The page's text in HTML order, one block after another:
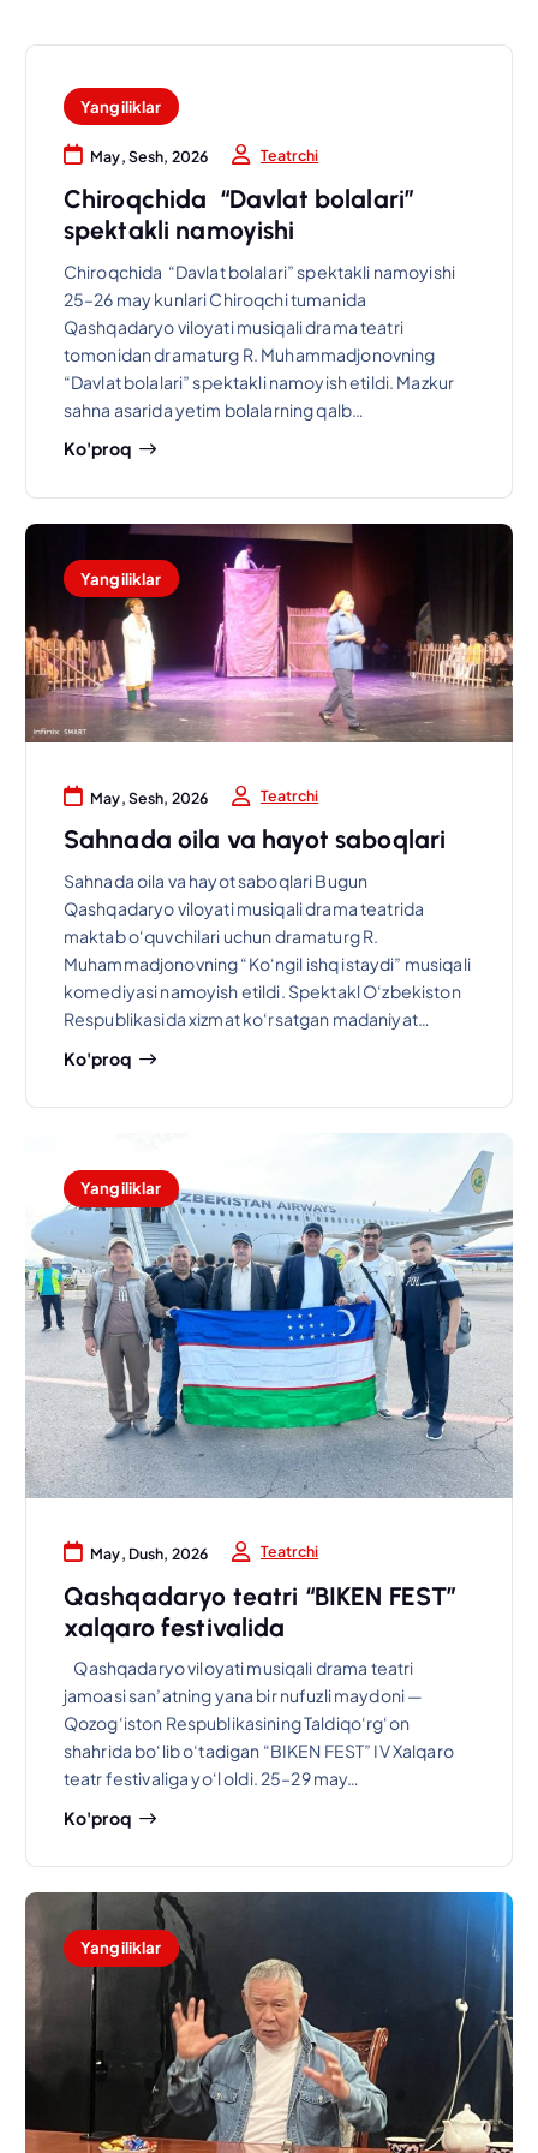
Yangiliklar
May, Sesh, 2026 Teatrchi
Chiroqchida “Davlat bolalari”
spektakli namoyishi
Chiroqchida “Davlat bolalari” spektakli namoyishi
25–26 may kunlari Chiroqchi tumanida
Qashqadaryo viloyati musiqali drama teatri
tomonidan dramaturg R. Muhammadjonovning
“Davlat bolalari” spektakli namoyish etildi. Mazkur
sahna asarida yetim bolalarning qalb…
Ko'proq
Yangiliklar
May, Sesh, 2026 Teatrchi
Sahnada oila va hayot saboqlari
Sahnada oila va hayot saboqlari Bugun
Qashqadaryo viloyati musiqali drama teatrida
maktab o‘quvchilari uchun dramaturg R.
Muhammadjonovning “Ko‘ngil ishq istaydi” musiqali
komediyasi namoyish etildi. Spektakl O‘zbekiston
Respublikasida xizmat ko‘rsatgan madaniyat…
Ko'proq
Yangiliklar
May, Dush, 2026 Teatrchi
Qashqadaryo teatri “BIKEN FEST”
xalqaro festivalida
Qashqadaryo viloyati musiqali drama teatri
jamoasi san’atning yana bir nufuzli maydoni —
Qozog‘iston Respublikasining Taldiqo‘rg‘on
shahrida bo‘lib o‘tadigan “BIKEN FEST” IV Xalqaro
teatr festivaliga yo‘l oldi. 25–29 may…
Ko'proq
Yangiliklar